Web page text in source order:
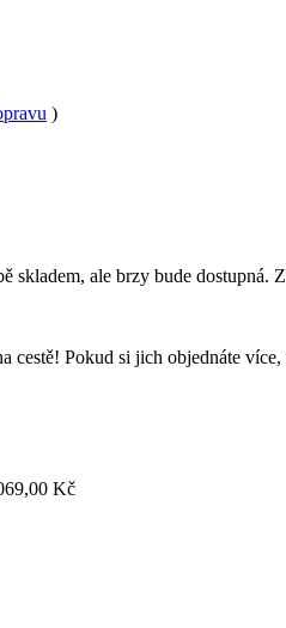
)
skladem, ale brzy bude
cestě! Pokud si jich objednáte
Kč